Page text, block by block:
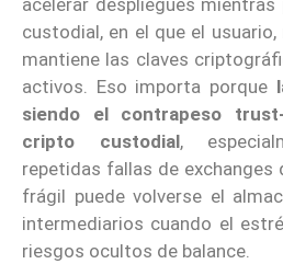
custodial, en el que el
mantiene las claves
activos. Eso importa porque
siendo el contrapeso
cripto custodial,
repetidas fallas de exchanges
frágil puede volverse el
intermediarios cuando el
riesgos ocultos de balance.